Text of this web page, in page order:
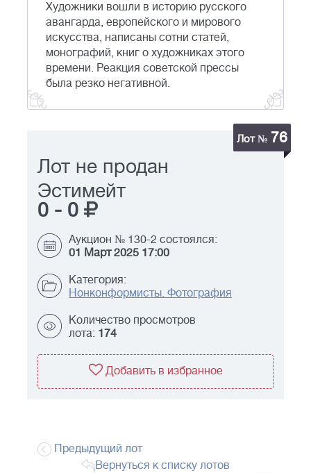
Художники вошли в историю русского
авангарда, европейского и мирового
искусства, написаны сотни статей,
монографий, книг о художниках этого
времени. Реакция советской прессы
была резко негативной.
Лот № 76
Лот не продан
Эстимейт
0 - 0
Аукцион № 130-2 состоялся:
01 Март 2025 17:00
Категория:
Нонконформисты. Фотография
Количество просмотров
лота: 174
Добавить в избранное
Предыдущий лот
Вернуться к списку лотов